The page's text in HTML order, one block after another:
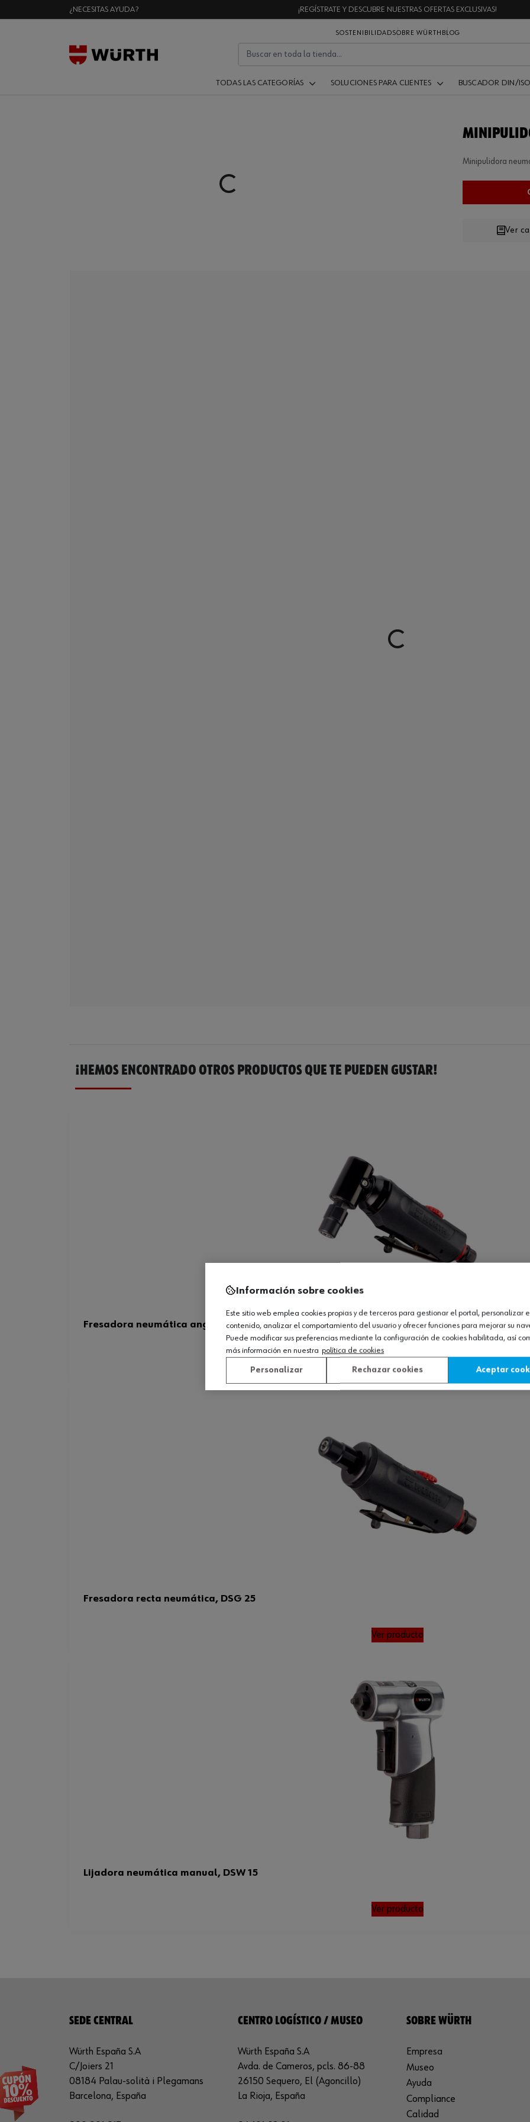
¿NECESITAS AYUDA? ¡REGÍSTRATE Y DESCUBRE NUESTRAS OFERTAS EXCLUSIVAS!
SOSTENIBILIDADSOBRE WÜRTH BLOG
TODAS LAS CATEGORÍAS SOLUCIONES PARA CLIENTES BUSCADOR DIN/ISO
Loading...
Minipulidora
Ver
¡HEMOS ENCONTRADO OTROS PRODUCTOS QUE TE PUEDEN GUSTAR!
Fresadora neumática angular, DSW 22
Ver producto
Fresadora recta neumática, DSG 25
Ver producto
Lijadora neumática manual, DSW 15
Ver producto
SEDE CENTRAL
Würth España S.A
C/Joiers 21
08184 Palau-solità i Plegamans
Barcelona, España
CENTRO LOGÍSTICO / MUSEO
Würth España S.A
Avda. de Cameros, pcls. 86-88
26150 Sequero, El (Agoncillo)
La Rioja, España
SOBRE WÜRTH
Empresa
Museo
Ayuda
Compliance
Calidad
Información sobre cookies
Este sitio web emplea cookies propias y de terceros para gestionar el portal, personalizar
contenido, analizar el comportamiento del usuario y ofrecer funciones para mejorar su
Puede modificar sus preferencias mediante la configuración de cookies habilitada, así
más información en nuestra política de cookies
Personalizar Rechazar cookies Aceptar